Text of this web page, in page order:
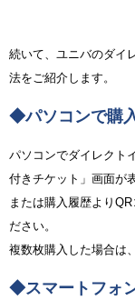
続いて、ユニバのダイ
法をご紹介します。
◆パソコンで購
パソコンでダイレクト
付きチケット」画面が
または購入履歴より
ださい。
複数枚購入した場合は
◆スマートフォ